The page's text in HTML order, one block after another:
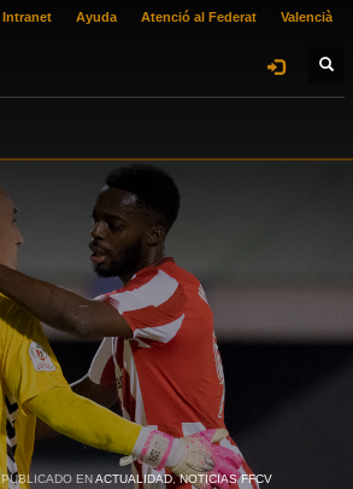
Intranet Ayuda Atenció al Federat Valencià
PUBLICADO ENACTUALIDAD,NOTICIAS FFCV